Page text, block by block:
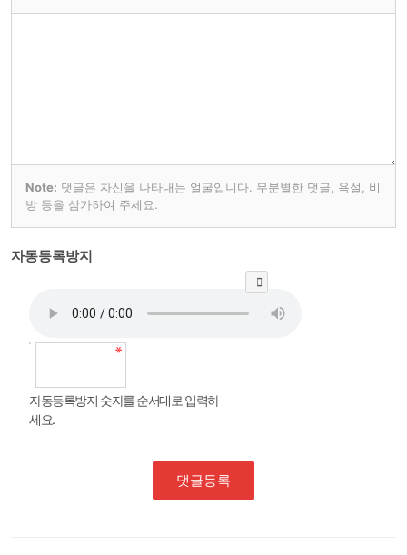
Note: 댓글은 자신을 나타내는 얼굴입니다. 무분별한 댓글, 욕설, 비
방 등을 삼가하여 주세요.
자동등록방지
자동등록방지 숫자를 순서대로 입력하
세요.
댓글등록